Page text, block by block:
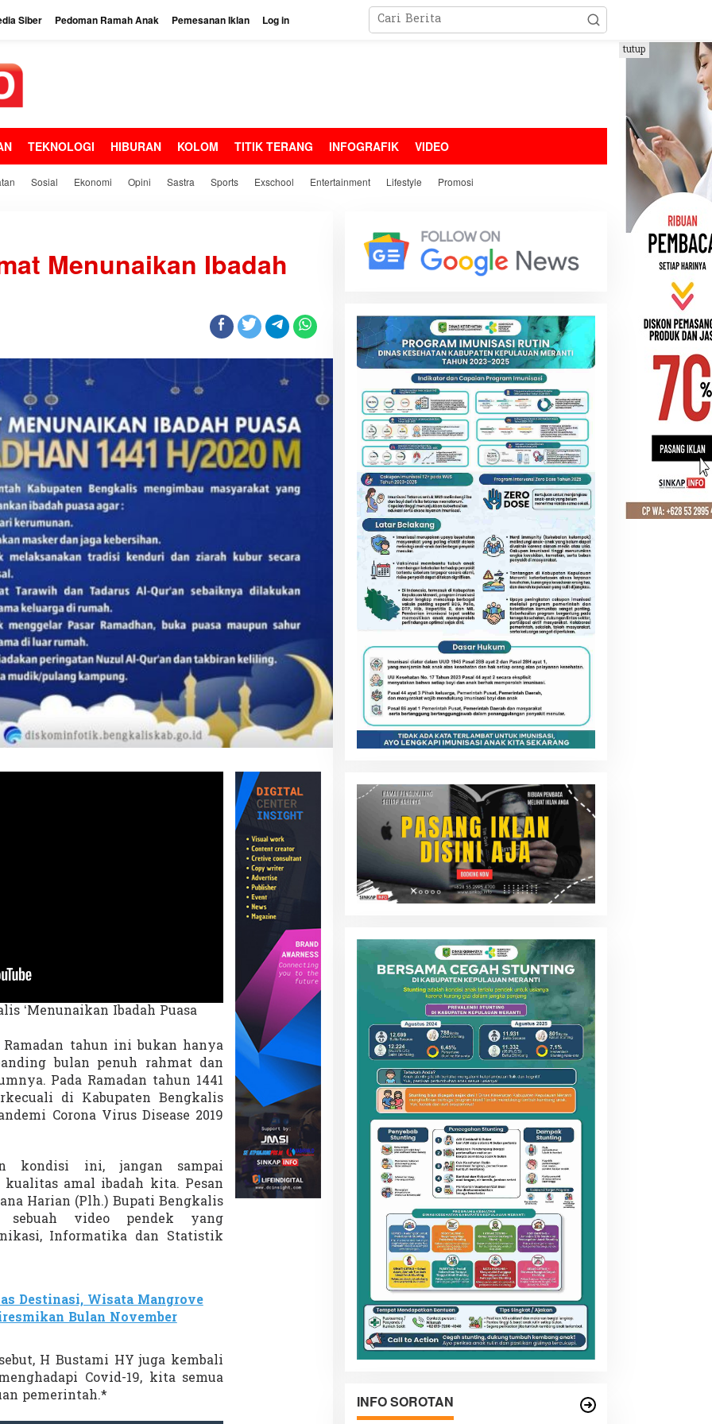
Siber Pedoman Ramah Anak Pemesanan Iklan Log in
TEKNOLOGI HIBURAN KOLOM TITIK TERANG INFOGRAFIK VIDEO
Sosial Ekonomi Opini Sastra Sports Exschool Entertainment Lifestyle Promosi
tutup
Menunaikan Ibadah
‘Menunaikan Ibadah Puasa
Ramadan tahun ini bukan hanya
bulan penuh rahmat dan
Pada Ramadan tahun 1441
di Kabupaten Bengkalis
Corona Virus Disease 2019
kondisi ini, jangan sampai
amal ibadah kita. Pesan
Harian (Plh.) Bupati Bengkalis
video pendek yang
Informatika dan Statistik
Destinasi, Wisata Mangrove
Bulan November
H Bustami HY juga kembali
Covid-19, kita semua
pemerintah.*
INFO SOROTAN